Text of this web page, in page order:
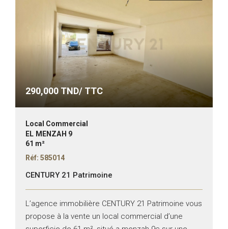
290,000 TND/ TTC
Local Commercial
EL MENZAH 9
61 m²
Réf: 585014
CENTURY 21 Patrimoine
L’agence immobilière CENTURY 21 Patrimoine vous
propose à la vente un local commercial d’une